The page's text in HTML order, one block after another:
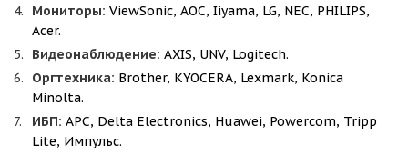
Мониторы: ViewSonic, AOC, Iiyama, LG, NEC, PHILIPS,
Acer.
Видеонаблюдение: AXIS, UNV, Logitech.
Оргтехника: Brother, KYOCERA, Lexmark, Konica
Minolta.
ИБП: APC, Delta Electronics, Huawei, Powercom, Tripp
Lite, Импульс.